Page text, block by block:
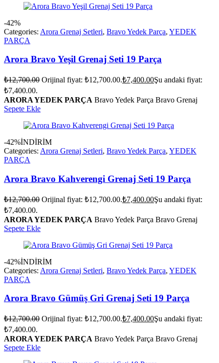
-42%
Categories: Arora Grenaj Setleri, Bravo Yedek Parça, YEDEK
PARÇA
Arora Bravo Yeşil Grenaj Seti 19 Parça
₺12,700.00 Orijinal fiyat: ₺12,700.00.₺7,400.00Şu andaki fiyat:
₺7,400.00.
ARORA YEDEK PARÇA Bravo Yedek Parça Bravo Grenaj
Sepete Ekle
-42%İNDİRİM
Categories: Arora Grenaj Setleri, Bravo Yedek Parça, YEDEK
PARÇA
Arora Bravo Kahverengi Grenaj Seti 19 Parça
₺12,700.00 Orijinal fiyat: ₺12,700.00.₺7,400.00Şu andaki fiyat:
₺7,400.00.
ARORA YEDEK PARÇA Bravo Yedek Parça Bravo Grenaj
Sepete Ekle
-42%İNDİRİM
Categories: Arora Grenaj Setleri, Bravo Yedek Parça, YEDEK
PARÇA
Arora Bravo Gümüş Gri Grenaj Seti 19 Parça
₺12,700.00 Orijinal fiyat: ₺12,700.00.₺7,400.00Şu andaki fiyat:
₺7,400.00.
ARORA YEDEK PARÇA Bravo Yedek Parça Bravo Grenaj
Sepete Ekle